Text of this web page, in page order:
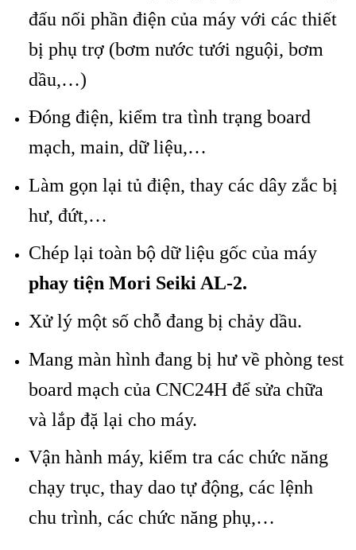
đấu nối phần điện của máy với các thiết
bị phụ trợ (bơm nước tưới nguội, bơm
dầu,…)
Đóng điện, kiểm tra tình trạng board
mạch, main, dữ liệu,…
Làm gọn lại tủ điện, thay các dây zắc bị
hư, đứt,…
Chép lại toàn bộ dữ liệu gốc của máy
phay tiện Mori Seiki AL-2.
Xử lý một số chỗ đang bị chảy dầu.
Mang màn hình đang bị hư về phòng test
board mạch của CNC24H để sửa chữa
và lắp đặ lại cho máy.
Vận hành máy, kiểm tra các chức năng
chạy trục, thay dao tự động, các lệnh
chu trình, các chức năng phụ,…